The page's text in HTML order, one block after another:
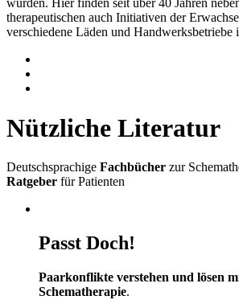
wurden. Hier finden seit über 40 Jahren
therapeutischen auch Initiativen der
verschiedene Läden und Handwerksbetriebe
Nützliche Literatur
Deutschsprachige Fachbücher zur
Ratgeber für Patienten
Passt Doch!
Paarkonflikte verstehen und lösen
Schematherapie.